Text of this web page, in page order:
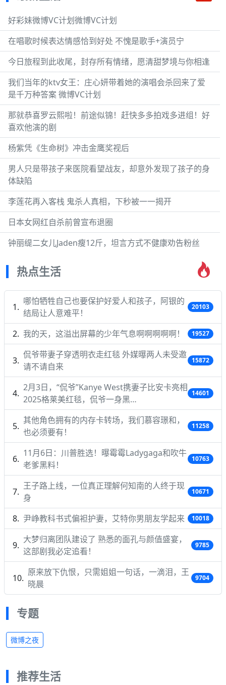
好彩妹微博VC计划微博VC计划
在唱歌时候表达情感恰到好处 不愧是歌手+演员宁
今日旅程到此收尾，封存所有情绪，愿清甜梦境与你相逢
我们当年的ktv女王：庄心妍带着她的演唱会杀回来了爱
是千万种答案 微博VC计划
那就恭喜罗云熙啦！前途似锦！赶快多多拍戏多进组！好
喜欢他演的剧
杨紫凭《生命树》冲击金鹰奖视后
男人只是带孩子来医院看望战友，却意外发现了孩子的身
体缺陷
李莲花再入客栈 鬼杀人真相，下秒被一一揭开
日本女网红自杀前曾宣布退圈
钟丽缇二女儿Jaden瘦12斤，坦言方式不健康劝告粉丝
热点生活
哪怕牺牲自己也要保护好爱人和孩子，阿银的
结局让人意难平！
20103
我的天，这溢出屏幕的少年气息啊啊啊啊啊！ 19527
侃爷带妻子穿透明衣走红毯 外媒曝两人未受邀
请不请自来
15872
2月3日，“侃爷”Kanye West携妻子比安卡亮相
2025格莱美红毯，侃爷一身黑…
14601
其他角色拥有的内存卡转场，我们慕容璟和，
也必须要有！
11258
11月6日：川普胜选！曝霉霉Ladygaga和吹牛
老爹黑料！
10763
王子路上线，一位真正理解何知南的人终于现
身
10671
尹峥教科书式偏袒护妻，艾特你男朋友学起来 10018
大梦归离团队建设了 熟悉的面孔与颜值盛宴，
这部剧我必定追看！
9785
原来放下仇恨，只需姐姐一句话，一滴泪，王
晓晨
9704
专题
微博之夜
推荐生活